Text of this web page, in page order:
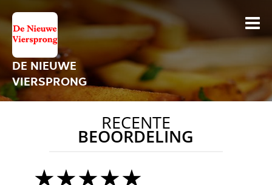
DE NIEUWE
VIERSPRONG
RECENTE
BEOORDELING